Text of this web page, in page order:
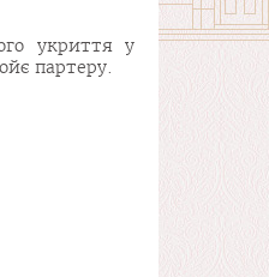
укриття у
партеру.